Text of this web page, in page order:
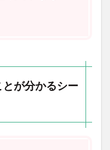
とが分かるシー